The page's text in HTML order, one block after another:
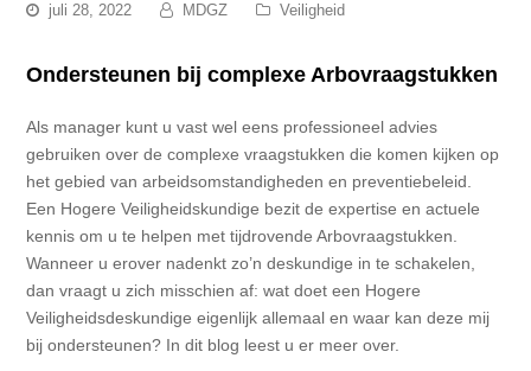
juli 28, 2022 MDGZ Veiligheid
Ondersteunen bij complexe Arbovraagstukken
Als manager kunt u vast wel eens professioneel advies
gebruiken over de complexe vraagstukken die komen kijken op
het gebied van arbeidsomstandigheden en preventiebeleid.
Een Hogere Veiligheidskundige bezit de expertise en actuele
kennis om u te helpen met tijdrovende Arbovraagstukken.
Wanneer u erover nadenkt zo’n deskundige in te schakelen,
dan vraagt u zich misschien af: wat doet een Hogere
Veiligheidsdeskundige eigenlijk allemaal en waar kan deze mij
bij ondersteunen? In dit blog leest u er meer over.